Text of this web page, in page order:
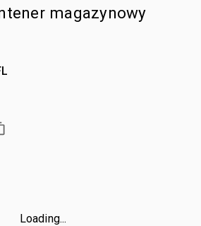
magazynowy
Loading...